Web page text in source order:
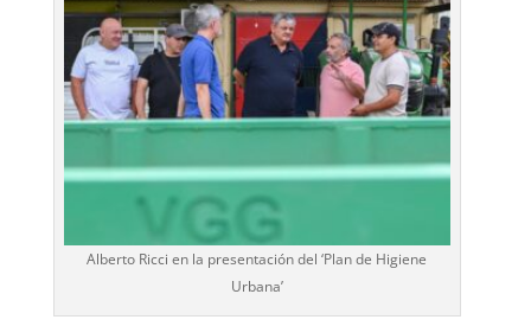
Alberto Ricci en la presentación del ‘Plan de Higiene
Urbana’